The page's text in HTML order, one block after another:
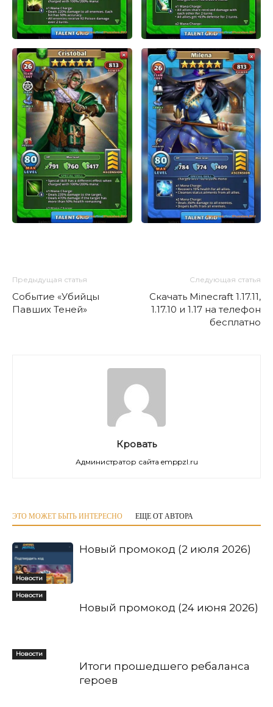
Предыдущая статья
Событие «Убийцы
Павших Теней»
Следующая статья
Скачать Minecraft 1.17.11,
1.17.10 и 1.17 на телефон
бесплатно
Кровать
Администратор сайта emppzl.ru
ЭТО МОЖЕТ БЫТЬ ИНТЕРЕСНО ЕЩЕ ОТ АВТОРА
Новости
Новый промокод (2 июля 2026)
Новости
Новый промокод (24 июня 2026)
Новости
Итоги прошедшего ребаланса
героев